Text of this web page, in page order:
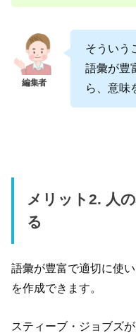
そういう
語彙が豊
ら、意味
メリット2. 人
る
語彙が豊富で適切に使
を作成できます。
スティーブ・ジョブズ